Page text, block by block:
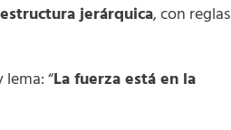
estructura jerárquica, con reglas
“La fuerza está en la